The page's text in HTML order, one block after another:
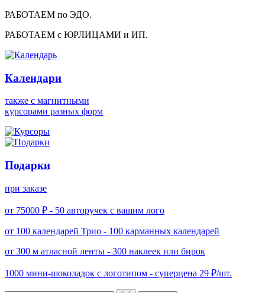
РАБОТАЕМ по ЭДО.
РАБОТАЕМ с ЮРЛИЦАМИ и ИП.
Календари
также с магнитными
курсорами разных форм
Подарки
при заказе
от 75000 ₽ - 50 авторучек с вашим лого
от 100 календарей Трио - 100 карманных календарей
от 300 м атласной ленты - 300 наклеек или бирок
1000 мини-шоколадок с логотипом - суперцена 29 ₽/шт.